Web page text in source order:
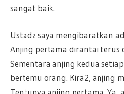
sangat baik.
Ustadz saya mengibaratkan
Anjing pertama dirantai terus
Sementara anjing kedua
bertemu orang. Kira2, anjing
Tentunya anjing pertama. Ya,